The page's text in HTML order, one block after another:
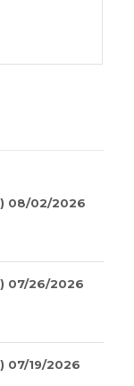
) 08/02/2026
) 07/26/2026
07/19/2026